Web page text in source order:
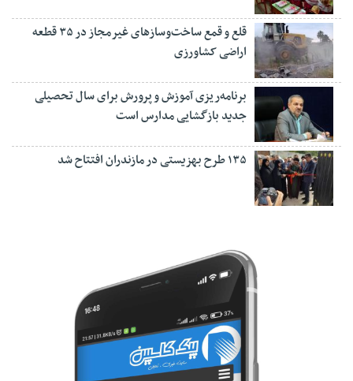
قلع و قمع ساخت‌وسازهای غیرمجاز در ۳۵ قطعه
اراضی کشاورزی
برنامه‌ریزی آموزش و پرورش برای سال تحصیلی
جدید بازگشایی مدارس است
۱۳۵ طرح بهزیستی در مازندران افتتاح شد